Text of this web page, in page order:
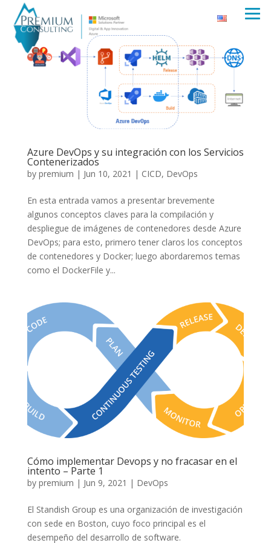
Azure DevOps y su integración con los Servicios
Contenerizados
by premium | Jun 10, 2021 | CICD, DevOps
En esta entrada vamos a presentar brevemente
algunos conceptos claves para la compilación y
despliegue de imágenes de contenedores desde Azure
DevOps; para esto, primero tener claros los conceptos
de contenedores y Docker; luego abordaremos temas
como el DockerFile y...
Cómo implementar Devops y no fracasar en el
intento – Parte 1
by premium | Jun 9, 2021 | DevOps
El Standish Group es una organización de investigación
con sede en Boston, cuyo foco principal es el
desempeño del desarrollo de software.